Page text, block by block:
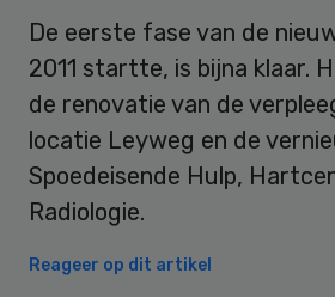
De eerste fase van de
2011 startte, is bijna klaar.
de renovatie van de
locatie Leyweg en de
Spoedeisende Hulp,
Radiologie.
Reageer op dit artikel